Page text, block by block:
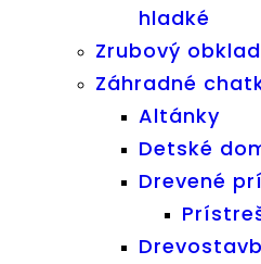
hladké
Zrubový obklad
Záhradné
Altánky
Detské
Drevené